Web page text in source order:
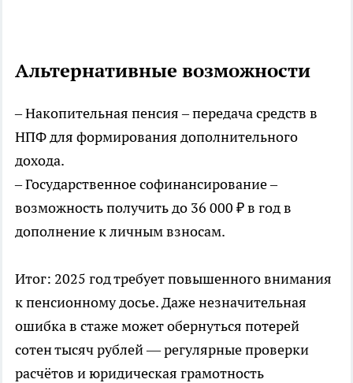
Альтернативные возможности
– Накопительная пенсия – передача средств в
НПФ для формирования дополнительного
дохода.
– Государственное софинансирование –
возможность получить до 36 000 ₽ в год в
дополнение к личным взносам.
Итог: 2025 год требует повышенного внимания
к пенсионному досье. Даже незначительная
ошибка в стаже может обернуться потерей
сотен тысяч рублей — регулярные проверки
расчётов и юридическая грамотность